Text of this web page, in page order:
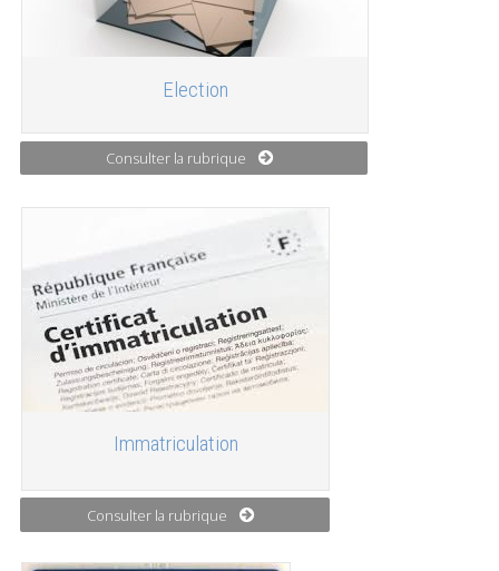
Election
Consulter la rubrique
Immatriculation
Consulter la rubrique